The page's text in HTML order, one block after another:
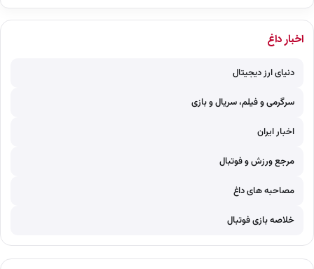
اخبار داغ
دنیای ارز دیجیتال
سرگرمی و فیلم، سریال و بازی
اخبار ایران
مرجع ورزش و فوتبال
مصاحبه های داغ
خلاصه بازی فوتبال